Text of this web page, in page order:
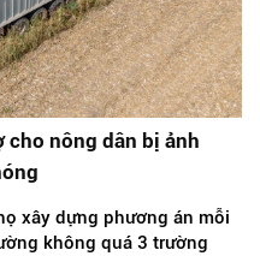
cho nông dân bị ảnh
xây dựng phương án mỗi
không quá 3 trường